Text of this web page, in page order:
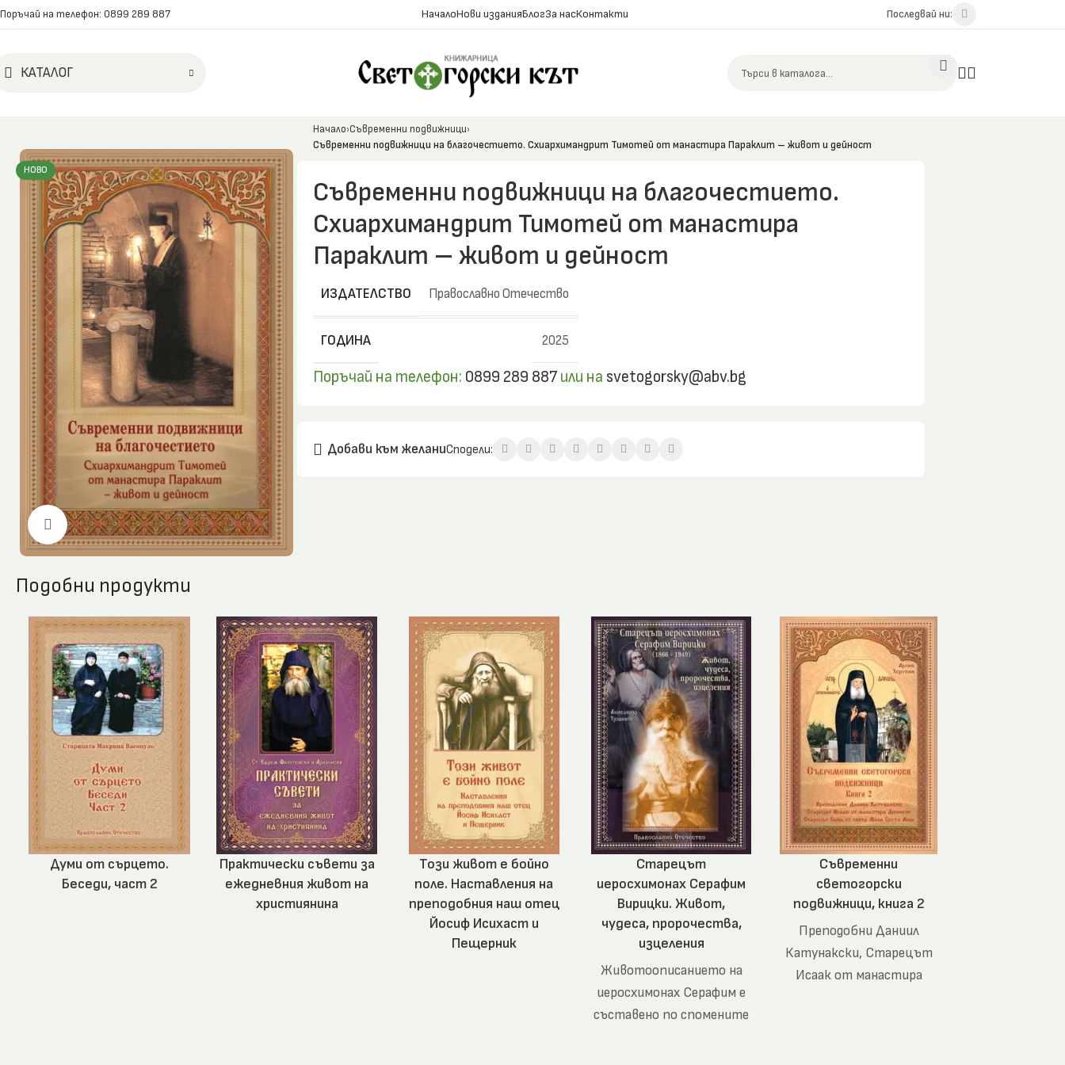
Поръчай на телефон: 0899 289 887 НачалоНови изданияБлогЗа насКонтакти Последвай ни:
КАТАЛОГ
НОВО
Click to enlarge
Начало Съвременни подвижници
Съвременни подвижници на благочестието. Схиархимандрит Тимотей от манастира Параклит – живот и дейност
Съвременни подвижници на благочестието.
Схиархимандрит Тимотей от манастира
Параклит – живот и дейност
ИЗДАТЕЛСТВО Православно Отечество
ГОДИНА 2025
Поръчай на телефон: 0899 289 887или на svetogorsky@abv.bg
Добави към желаниСподели:
Подобни продукти
Думи от сърцето.
Беседи, част 2
Практически съвети за
ежедневния живот на
християнина
Този живот е бойно
поле. Наставления на
преподобния наш отец
Йосиф Исихаст и
Пещерник
Старецът
иеросхимонах Серафим
Вирицки. Живот,
чудеса, пророчества,
изцеления
Животоописанието на
иеросхимонах Серафим е
съставено по спомените
Съвременни
светогорски
подвижници, книга 2
Преподобни Даниил
Катунакски, Старецът
Исаак от манастира